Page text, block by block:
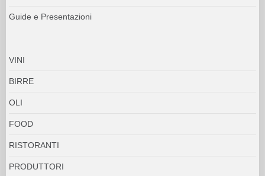
Guide e Presentazioni
VINI
BIRRE
OLI
FOOD
RISTORANTI
PRODUTTORI